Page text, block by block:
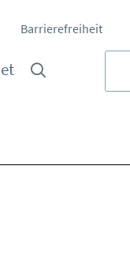
Barrierefreiheit